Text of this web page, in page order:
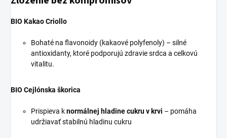
BIO Kakao Criollo
Bohaté na flavonoidy (kakaové polyfenoly) – silné
antioxidanty, ktoré podporujú zdravie srdca a celkovú
vitalitu.
BIO Cejlónska škorica
Prispieva knormálnej hladine cukru v krvi – pomáha
udržiavať stabilnú hladinu cukru